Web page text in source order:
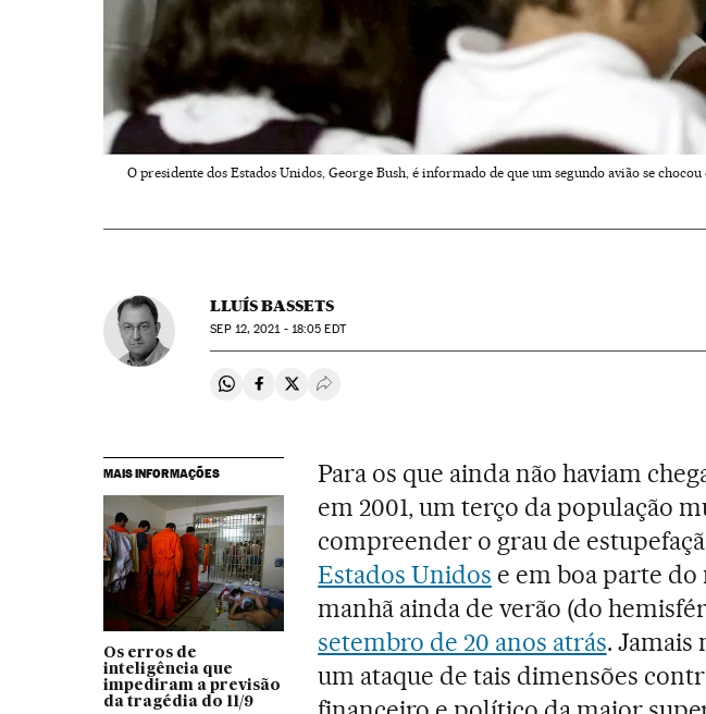
O presidente dos Estados Unidos, George Bush, é informado de que um segundo avião se
LLUÍS BASSETS
SEP12, 2021 - 18:05 EDT
Compartir en Whatsapp
Compartir en Facebook
Compartir en Twitter
Desplegar Redes Sociales
MAIS INFORMAÇÕES
Os erros de
inteligência que
impediram a previsão
da tragédia do 11/9
Para os que ainda não haviam
em 2001, um terço da população
compreender o grau de
Estados Unidos e em boa parte
manhã ainda de verão (do
setembro de 20 anos atrás.
um ataque de tais dimensões